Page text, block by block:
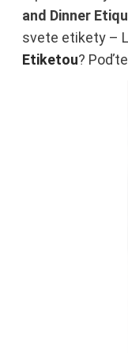
and Dinner
svete etikety –
Etiketou?